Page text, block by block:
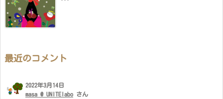
最近のコメント
2022年3月14日
masa @ UNITElabo さん